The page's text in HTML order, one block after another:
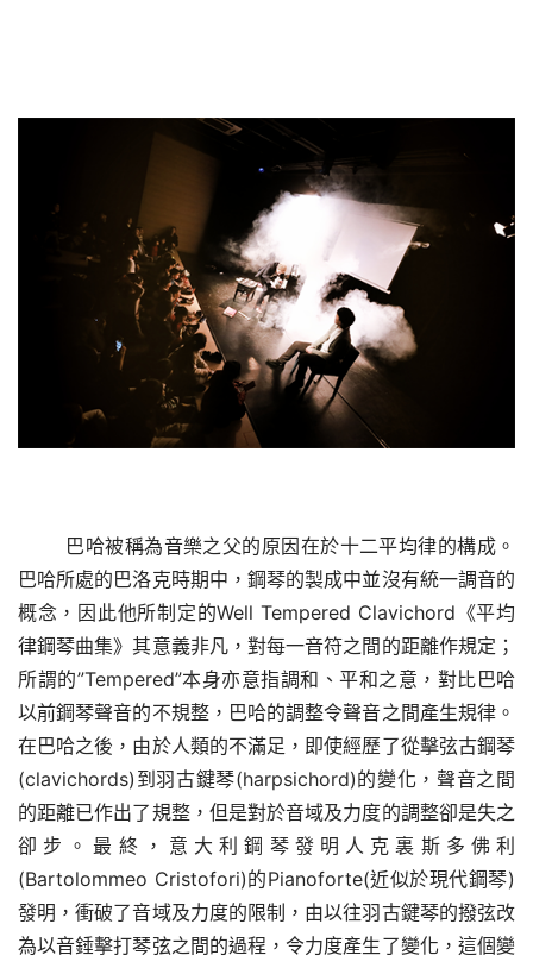
巴哈被稱為音樂之父的原因在於十二平均律的構成。
巴哈所處的巴洛克時期中，鋼琴的製成中並沒有統一調音的
概念，因此他所制定的Well Tempered Clavichord《平均
律鋼琴曲集》其意義非凡，對每一音符之間的距離作規定；
所謂的”Tempered”本身亦意指調和、平和之意，對比巴哈
以前鋼琴聲音的不規整，巴哈的調整令聲音之間產生規律。
在巴哈之後，由於人類的不滿足，即使經歷了從擊弦古鋼琴
(clavichords)到羽古鍵琴(harpsichord)的變化，聲音之間
的距離已作出了規整，但是對於音域及力度的調整卻是失之
卻步。最終，意大利鋼琴發明人克裏斯多佛利
(Bartolommeo Cristofori)的Pianoforte(近似於現代鋼琴)
發明，衝破了音域及力度的限制，由以往羽古鍵琴的撥弦改
為以音錘擊打琴弦之間的過程，令力度產生了變化，這個變